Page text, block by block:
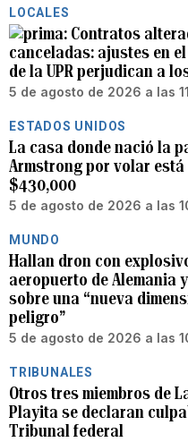
LOCALES
Contratos
canceladas: ajustes en
de la UPR perjudican a
5 de agosto de 2026 a las
ESTADOS UNIDOS
La casa donde nació la
Armstrong por volar
$430,000
5 de agosto de 2026 a las
MUNDO
Hallan dron con
aeropuerto de Alemania
sobre una “nueva
peligro”
5 de agosto de 2026 a las
TRIBUNALES
Otros tres miembros de
Playita se declaran
Tribunal federal